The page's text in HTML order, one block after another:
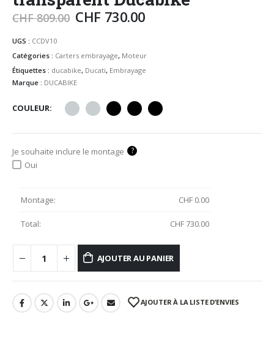
CHF809.00 CHF 730.00
UGS : CCDV10
Catégories : Carters embrayage, Moteur
Étiquettes : ducabike, Ducati, Embrayage
Marque : DUCABIKE
COULEUR
Je souhaite inclure le montage ?
Oui
Montage: CHF 0.00
Total: CHF 730.00
AJOUTER AU PANIER
AJOUTER À LA LISTE D’ENVIES